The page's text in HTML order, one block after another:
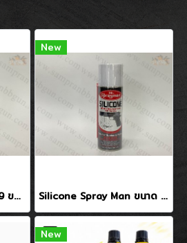
Silicone Auto Boy 689 ขนาด 70ml
New
Silicone Spray Man ขนาด 200ml
New